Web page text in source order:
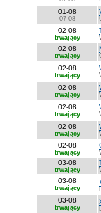
01-08
07-08
02-08
trwający
02-08
trwający
02-08
trwający
02-08
trwający
02-08
trwający
02-08
trwający
02-08
trwający
03-08
trwający
03-08
trwający
03-08
trwający